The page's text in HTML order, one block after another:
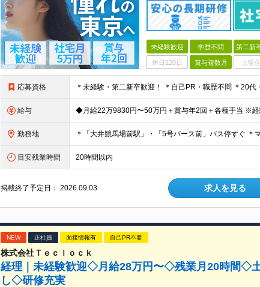
未経験歓迎 学歴不問 第二新
休日120日 賞与複数月 上場
応募資格
給与
勤務地
目安残業時間 20時間以内
掲載終了予定日：2026.09.03 求人を見る
NEW 正社員 面接情報有 自己PR不要
株式会社Ｔｅｃｌｏｃｋ
経理｜未経験歓迎◇月給28万円〜◇残業月20時間◇
し◇研修充実